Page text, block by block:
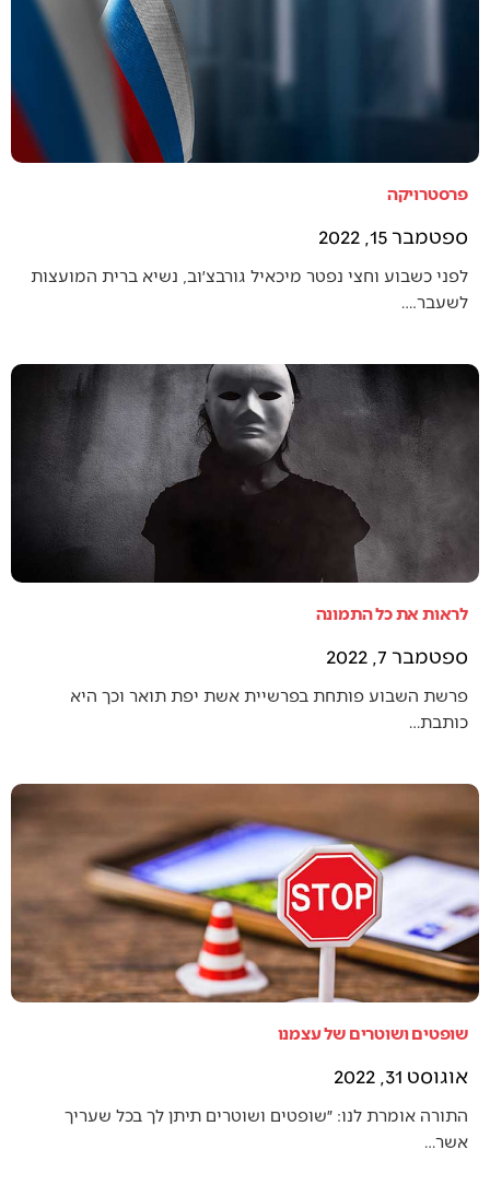
פרסטרויקה
ספטמבר 15, 2022
לפני כשבוע וחצי נפטר מיכאיל גורבצ׳וב, נשיא ברית המועצות
לשעבר.…
לראות את כל התמונה
ספטמבר 7, 2022
פרשת השבוע פותחת בפרשיית אשת יפת תואר וכך היא
כותבת…
שופטים ושוטרים של עצמנו
אוגוסט 31, 2022
התורה אומרת לנו: ״שופטים ושוטרים תיתן לך בכל שעריך
אשר…